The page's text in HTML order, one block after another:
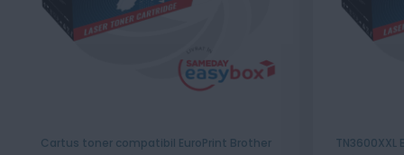
Cartus toner compatibil EuroPrint Brother